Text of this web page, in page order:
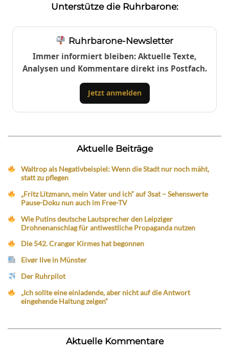
Unterstütze die Ruhrbarone:
Ruhrbarone-Newsletter
Immer informiert bleiben: Aktuelle Texte,
Analysen und Kommentare direkt ins Postfach.
Jetzt anmelden
Aktuelle Beiträge
Waltrop als Negativbeispiel: Wenn die Stadt nur noch mäht,
statt zu pflegen
„Fritz Litzmann, mein Vater und ich“ auf 3sat – Sehenswerte
Pause-Doku nun auch im Free-TV
Wie Putins deutsche Lautsprecher den Leipziger
Drohnenanschlag für antiwestliche Propaganda nutzen
Die 542. Cranger Kirmes hat begonnen
Eivør live in Münster
Der Ruhrpilot
„Ich sollte eine einladende, aber nicht auf die Antwort
eingehende Haltung zeigen“
Aktuelle Kommentare